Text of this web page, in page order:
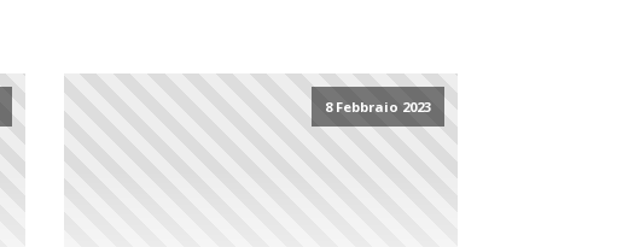
8 Febbraio 2023